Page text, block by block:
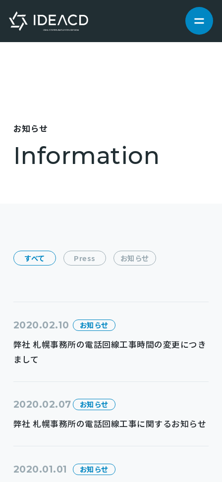
私たちについて
採用情報
お問い合わせ
お知らせ
Information
すべて Press お知らせ
2020.02.10 お知らせ
弊社 札幌事務所の電話回線工事時間の変更につき
まして
2020.02.07 お知らせ
弊社 札幌事務所の電話回線工事に関するお知らせ
2020.01.01 お知らせ